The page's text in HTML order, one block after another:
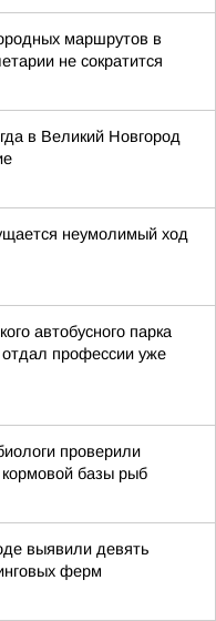
маршрутов в
не сократится
в Великий Новгород
неумолимый ход
автобусного парка
профессии уже
проверили
базы рыб
выявили девять
ферм